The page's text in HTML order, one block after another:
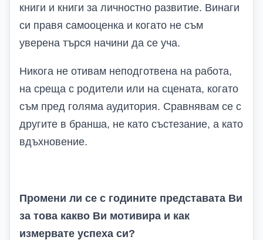
книги и книги за личностно развитие. Винаги
си правя самооценка и когато не съм
уверена търся начини да се уча.
Никога не отивам неподготвена на работа,
на среща с родители или на сцената, когато
съм пред голяма аудитория. Сравнявам се с
другите в бранша, не като състезание, а като
вдъхновение.
Промени ли се с годините представата Ви
за това какво Ви мотивира и как
измервате успеха си?